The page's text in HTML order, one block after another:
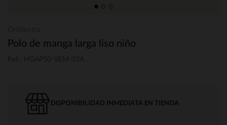
Polo de manga larga liso niño
DISPONIBILIDAD INMEDIATA EN TIENDA